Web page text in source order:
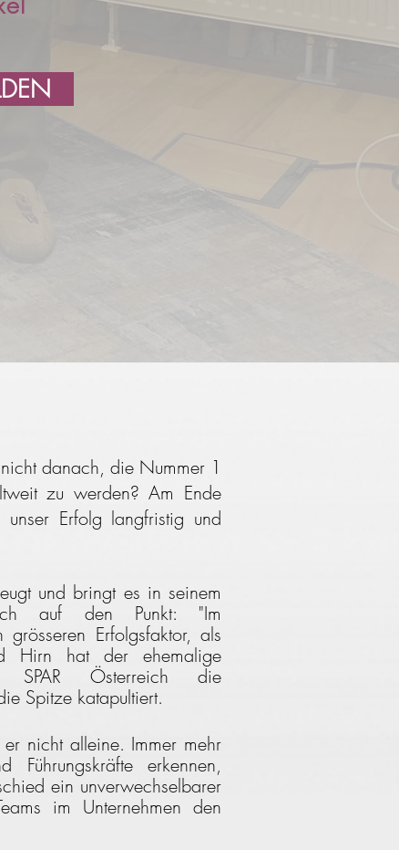
danach, die Nummer 1
zu werden? Am Ende
Erfolg langfristig und
und bringt es in seinem
auf den Punkt: "Im
Erfolgsfaktor, als
Hirn hat der ehemalige
SPAR Österreich die
Spitze katapultiert.
nicht alleine. Immer mehr
Führungskräfte erkennen,
ein unverwechselbarer
im Unternehmen den